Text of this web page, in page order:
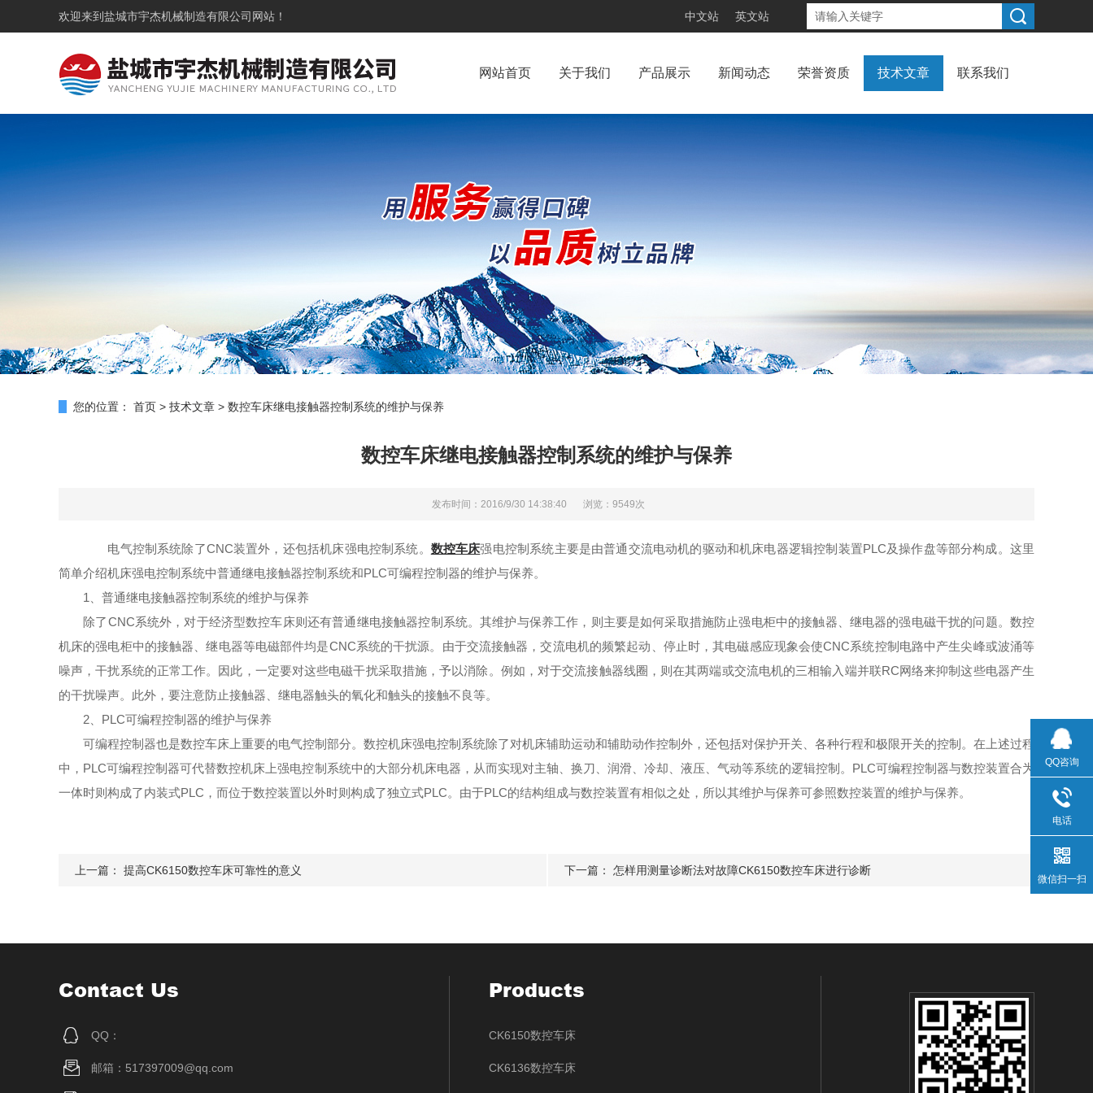
欢迎来到 盐城市宇杰机械制造有限公司 网站！ 中文站 英文站
网站首页 关于我们 产品展示 新闻动态 荣誉资质 技术文章 联系我们
您的位置： 首页 > 技术文章 > 数控车床继电接触器控制系统的维护与保养
数控车床继电接触器控制系统的维护与保养
发布时间：2016/9/30 14:38:40 浏览：9549次
电气控制系统除了CNC装置外，还包括机床强电控制系统。 数控车床强电控制系统主要是由普通交流电动机的驱动和机床电器逻辑控制装置PLC及操作盘等部分构成。这里
简单介绍机床强电控制系统中普通继电接触器控制系统和PLC可编程控制器的维护与保养。
1、普通继电接触器控制系统的维护与保养
除了CNC系统外，对于经济型数控车床则还有普通继电接触器控制系统。其维护与保养工作，则主要是如何采取措施防止强电柜中的接触器、继电器的强电磁干扰的问题。数控
机床的强电柜中的接触器、继电器等电磁部件均是CNC系统的干扰源。由于交流接触器，交流电机的频繁起动、停止时，其电磁感应现象会使CNC系统控制电路中产生尖峰或波涌等
噪声，干扰系统的正常工作。因此，一定要对这些电磁干扰采取措施，予以消除。例如，对于交流接触器线圈，则在其两端或交流电机的三相输入端并联RC网络来抑制这些电器产生
的干扰噪声。此外，要注意防止接触器、继电器触头的氧化和触头的接触不良等。
2、PLC可编程控制器的维护与保养
可编程控制器也是数控车床上重要的电气控制部分。数控机床强电控制系统除了对机床辅助运动和辅助动作控制外，还包括对保护开关、各种行程和极限开关的控制。在上述过程
中，PLC可编程控制器可代替数控机床上强电控制系统中的大部分机床电器，从而实现对主轴、换刀、润滑、冷却、液压、气动等系统的逻辑控制。PLC可编程控制器与数控装置合为
一体时则构成了内装式PLC，而位于数控装置以外时则构成了独立式PLC。由于PLC的结构组成与数控装置有相似之处，所以其维护与保养可参照数控装置的维护与保养。
上一篇： 提高CK6150数控车床可靠性的意义 下一篇： 怎样用测量诊断法对故障CK6150数控车床进行诊断
Contact Us
QQ：
邮箱：517397009@qq.com
Products
CK6150数控车床
CK6136数控车床
QQ咨询
电话
微信扫一扫